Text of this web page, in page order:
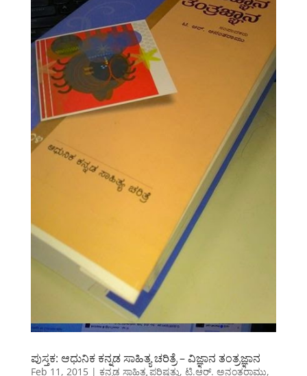
ಪುಸ್ತಕ: ಆಧುನಿಕ ಕನ್ನಡ ಸಾಹಿತ್ಯ ಚರಿತ್ರೆ – ವಿಜ್ಞಾನ ತಂತ್ರಜ್ಞಾನ
Feb 11, 2015| ಕನ್ನಡ ಸಾಹಿತ್ಯ ಪರಿಷತ್ತು, ಟಿ.ಆರ್. ಅನಂತರಾಮು,